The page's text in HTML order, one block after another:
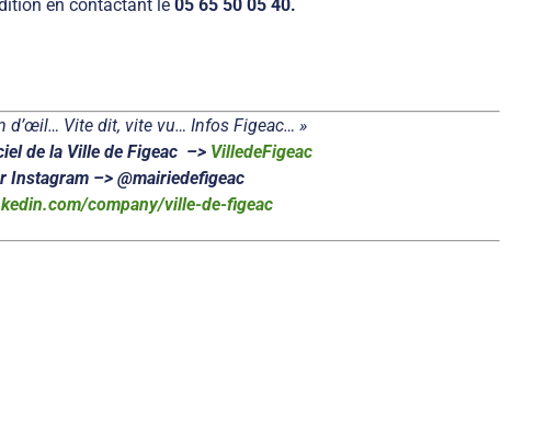
en contactant le 05 65 50 05 40.
d’œil… Vite dit, vite vu… Infos Figeac… »
de la Ville de Figeac –> VilledeFigeac
Instagram –> @mairiedefigeac
company/ville-de-figeac